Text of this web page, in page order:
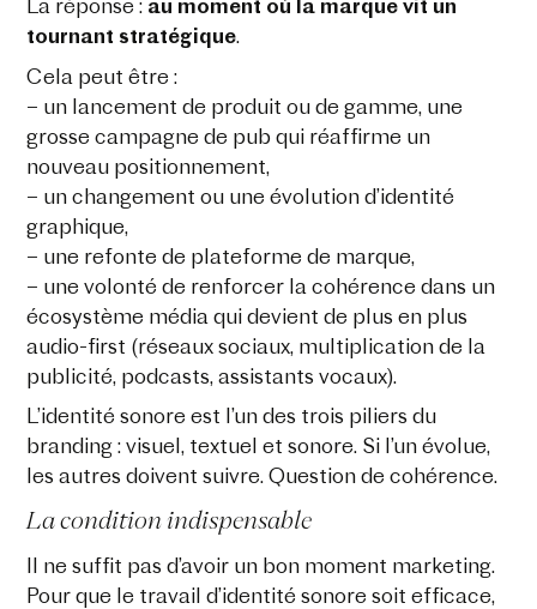
La réponse : au moment où la marque vit un
tournant stratégique.
Cela peut être :
– un lancement de produit ou de gamme, une
grosse campagne de pub qui réaffirme un
nouveau positionnement,
– un changement ou une évolution d’identité
graphique,
– une refonte de plateforme de marque,
– une volonté de renforcer la cohérence dans un
écosystème média qui devient de plus en plus
audio-first (réseaux sociaux, multiplication de la
publicité, podcasts, assistants vocaux).
L’identité sonore est l’un des trois piliers du
branding : visuel, textuel et sonore. Si l’un évolue,
les autres doivent suivre. Question de cohérence.
La condition indispensable
Il ne suffit pas d’avoir un bon moment marketing.
Pour que le travail d’identité sonore soit efficace,